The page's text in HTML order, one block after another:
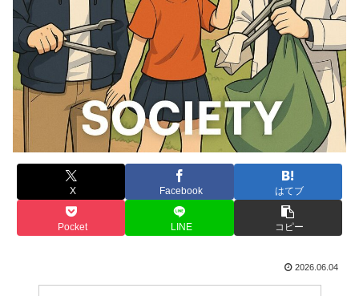
X Facebook はてブ
Pocket LINE コピー
2026.06.04